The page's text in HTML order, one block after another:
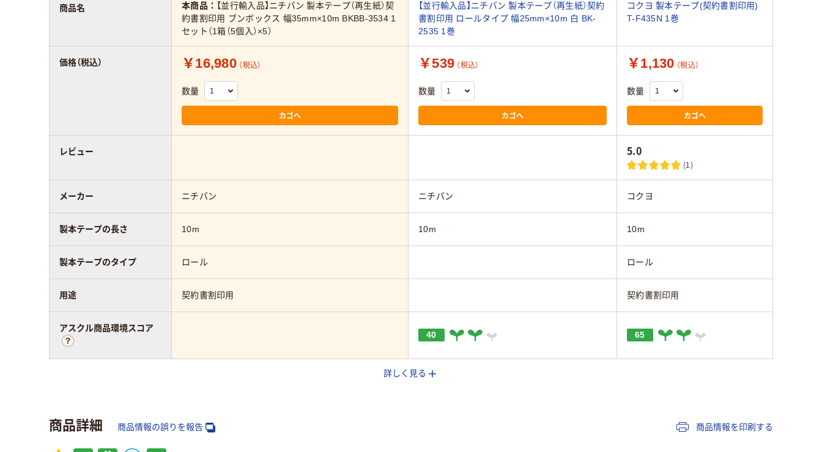
商品名 本商品： 【並行輸入品】ニチバン 製本テープ（再生紙）契
約書割印用 ブンボックス 幅35mm×10m BKBB-3534 1
セット（1箱（5個入）×5）
【並行輸入品】ニチバン 製本テープ（再生紙）契約
書割印用 ロールタイプ 幅25mm×10m 白 BK-
2535 1巻
コクヨ 製本テープ(契約書割印用)
T-F435N 1巻
価格（税込） ￥16,980 （税込）
数量
カゴへ
￥539 （税込）
数量
カゴへ
￥1,130 （税込）
数量
カゴへ
レビュー 5.0
(1)
メーカー ニチバン ニチバン コクヨ
製本テープの長さ 10m 10m 10m
製本テープのタイプ ロール ロール
用途 契約書割印用 契約書割印用
アスクル商品環境スコア
40 65
詳しく見る
商品詳細 商品情報の誤りを報告 商品情報を印刷する